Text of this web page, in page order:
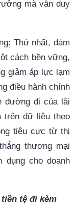
mà vẫn duy
Thứ nhất, đảm
cách bền vững,
giảm áp lực lạm
điều hành chính
đường đi của lãi
trên dữ liệu theo
tiêu cực từ thị
thương mại
dụng cho doanh
tệ đi kèm